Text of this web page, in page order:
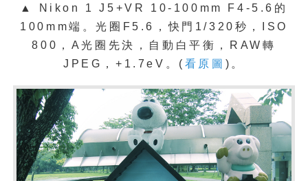
▲
Nikon 1 J5+VR 10-100mm F4-5.6的
100mm端。光圈F5.6，快門1/320秒，ISO
800，A光圈先決，自動白平衡，RAW轉
JPEG，+1.7eV。( 看原圖 )。